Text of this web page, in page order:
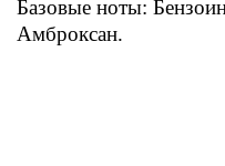
Базовые ноты:
Амброксан.